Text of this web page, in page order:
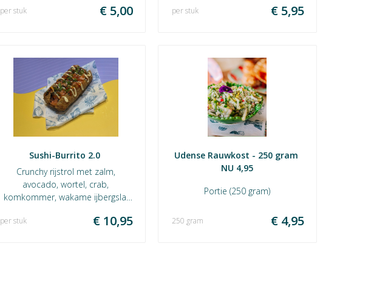
€ 5,00
per stuk € 5,95
per stuk
Sushi-Burrito 2.0
Crunchy rijstrol met zalm,
avocado, wortel, crab,
komkommer, wakame ijbergsla,
teriyaki saus en bosui€ 10,95
per stuk
Udense Rauwkost - 250 gram
NU 4,95
Portie (250 gram)
€ 4,95
250 gram